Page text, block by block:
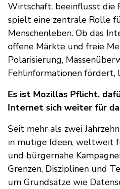
Wirtschaft, beeinflusst die
spielt eine zentrale Rolle
Menschenleben. Ob das
offene Märkte und freie
Polarisierung,
Fehlinformationen fördert,
Es ist Mozillas Pflicht,
Internet sich weiter für
Seit mehr als zwei
in mutige Ideen, weltweit
und bürgernahe
Grenzen, Disziplinen und
um Grundsätze wie